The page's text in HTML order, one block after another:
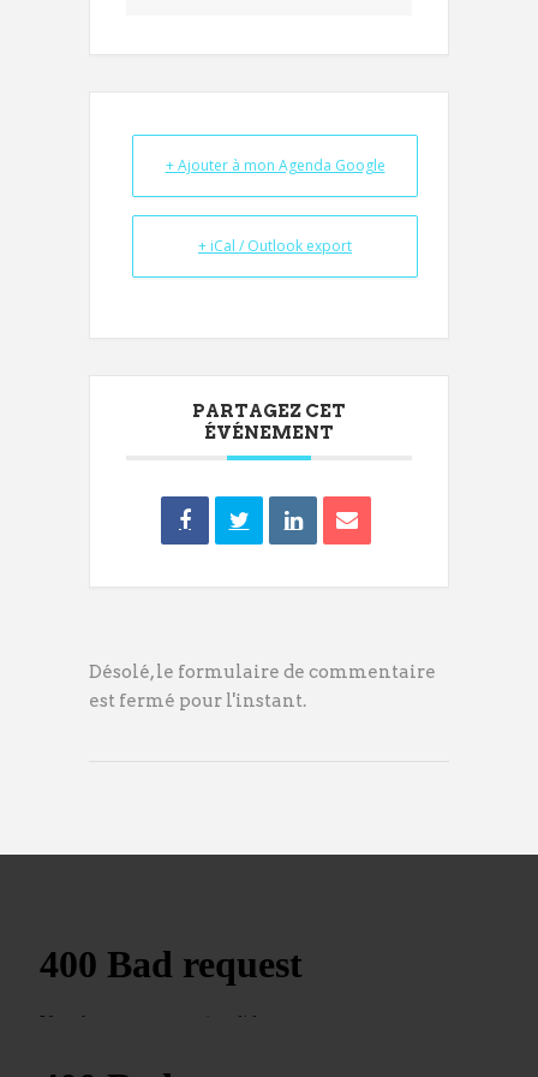
+ Ajouter à mon Agenda Google
+ iCal / Outlook export
PARTAGEZ CET
ÉVÉNEMENT
Désolé, le formulaire de commentaire
est fermé pour l'instant.